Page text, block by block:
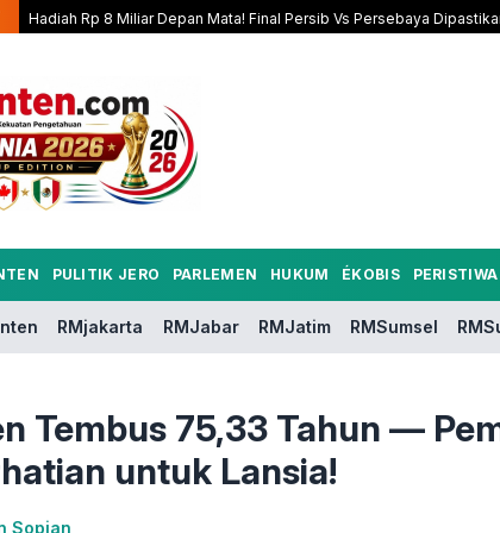
Hadiah Rp 8 Miliar Depan Mata! Final Persib Vs Persebaya
PULITIK JERO PARLEMEN HUKUM ÉKOBIS PERISTIWA
RMjakarta RMJabar RMJatim RMSumsel
Tembus 75,33 Tahun —
untuk Lansia!
Sopian